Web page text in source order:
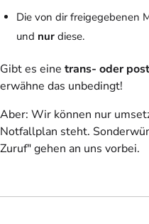
Die von dir freigegebenen
und nurdiese.
Gibt es eine trans- oder
erwähne das unbedingt!
Aber: Wir können nur
Notfallplan steht.
Zuruf" gehen an uns vorbei.